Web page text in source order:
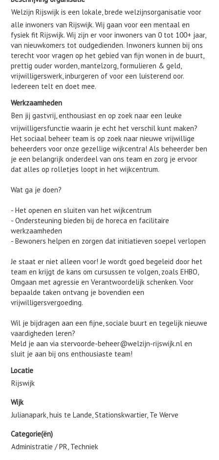
Welzijn Rijswijk is een lokale, brede welzijnsorganisatie voor
alle inwoners van Rijswijk. Wij gaan voor een mentaal en
fysiek fit Rijswijk. Wij zijn er voor inwoners van 0 tot 100+ jaar,
van nieuwkomers tot oudgedienden. Inwoners kunnen bij ons
terecht voor vragen op het gebied van fijn wonen in de buurt,
prettig ouder worden, mantelzorg, formulieren & geld,
vrijwilligerswerk, inburgeren of voor een luisterend oor.
Iedereen telt en doet mee.
Werkzaamheden
Ben jij gastvrij, enthousiast en op zoek naar een leuke
vrijwilligersfunctie waarin je echt het verschil kunt maken?
Het sociaal beheer team is op zoek naar nieuwe vrijwillige
beheerders voor onze gezellige wijkcentra! Als beheerder ben
je een belangrijk onderdeel van ons team en zorg je ervoor
dat alles op rolletjes loopt in het wijkcentrum.
Wat ga je doen?
- Het openen en sluiten van het wijkcentrum
- Ondersteuning bieden bij de horeca en facilitaire
werkzaamheden
- Bewoners helpen en zorgen dat initiatieven soepel verlopen
Je staat er niet alleen voor! Je wordt goed begeleid door het
team en krijgt de kans om cursussen te volgen, zoals EHBO,
Omgaan met agressie en Verantwoordelijk schenken. Voor
bepaalde taken ontvang je bovendien een
vrijwilligersvergoeding.
Wil je bijdragen aan een fijne, sociale buurt en tegelijk nieuwe
vaardigheden leren?
Meld je aan via stervoorde-beheer@welzijn-rijswijk.nl en
sluit je aan bij ons enthousiaste team!
Locatie
Rijswijk
Wijk
Julianapark, huis te Lande, Stationskwartier, Te Werve
Categorie(ën)
Administratie / PR, Techniek